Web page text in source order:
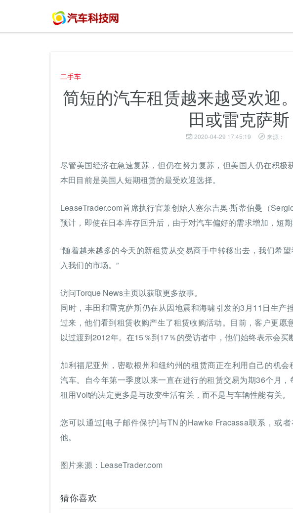
二手车
简短的汽车租赁越来越受欢迎
田或雷克萨斯
2020-04-29 17:45:19 来源：
尽管美国经济在急速复苏，但仍在努力复苏，但美国人仍在积极
本田目前是美国人短期租赁的最受欢迎选择。
LeaseTrader.com首席执行官兼创始人塞尔吉奥·斯蒂伯曼（
预计，即使在日本库存回升后，由于对汽车偏好的需求增加，短
“随着越来越多的今天的新租赁从交易商手中转移出去，我们希
入我们的市场。”
访问Torque News主页以获取更多故事。
同时，丰田和雷克萨斯仍在从因地震和海啸引发的3月11日生产
过来，他们看到租赁收购产生了租赁收购活动。目前，客户更愿
以过渡到2012年。在15％到17％的受访者中，他们始终表示会买
加利福尼亚州，密歇根州和纽约州的租赁商正在利用自己的机
汽车。自今年第一季度以来一直在进行的租赁交易为期36个月
租用Volt的决定更多是与改变生活有关，而不是与车辆性能有关。
您可以通过[电子邮件保护]与TN的Hawke Fracassa联系，或
他。
图片来源：LeaseTrader.com
猜你喜欢